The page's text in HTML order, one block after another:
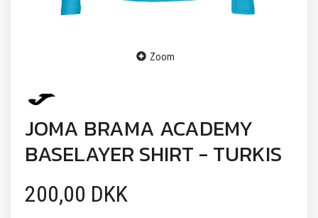
Zoom
JOMA BRAMA ACADEMY
BASELAYER SHIRT - TURKIS
200,00 DKK